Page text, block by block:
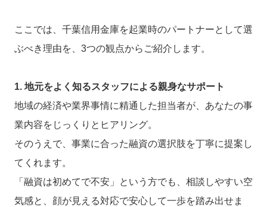
ここでは、千葉信用金庫を起業時のパートナーとして選
ぶべき理由を、3つの観点からご紹介します。
1. 地元をよく知るスタッフによる親身なサポート
地域の経済や業界事情に精通した担当者が、あなたの事
業内容をじっくりとヒアリング。
そのうえで、事業に合った融資の選択肢を丁寧に提案し
てくれます。
「融資は初めてで不安」という方でも、相談しやすい空
気感と、顔が見える対応で安心して一歩を踏み出せま